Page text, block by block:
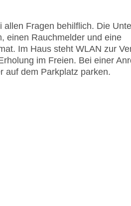
Fragen behilflich. Die
einen Rauchmelder und eine
Im Haus steht WLAN zur
im Freien. Bei einer
auf dem Parkplatz parken.